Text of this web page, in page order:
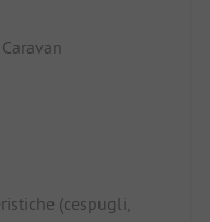
Caravan
(cespugli,